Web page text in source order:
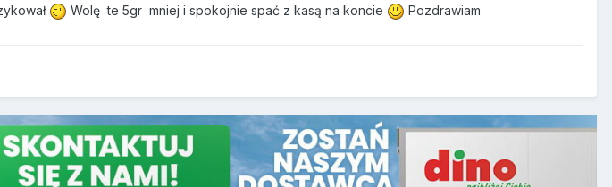
Wolę te 5gr mniej i spokojnie spać z kasą na koncie Pozdrawiam